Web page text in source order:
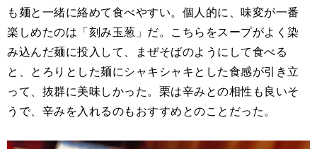
も麺と一緒に絡めて食べやすい。個人的に、味変が一番
楽しめたのは「刻み玉葱」だ。こちらをスープがよく染
み込んだ麺に投入して、まぜそばのようにして食べる
と、とろりとした麺にシャキシャキとした食感が引き立
って、抜群に美味しかった。栗は辛みとの相性も良いそ
うで、辛みを入れるのもおすすめとのことだった。